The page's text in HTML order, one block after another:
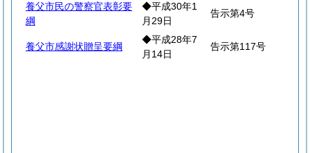
養父市民の警察官表彰要
綱
◆平成30年1
月29日
告示第4号
養父市感謝状贈呈要綱
◆平成28年7
月14日
告示第117号